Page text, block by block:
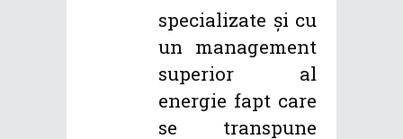
specializate și cu
un management
superior al
energie fapt care
se transpune